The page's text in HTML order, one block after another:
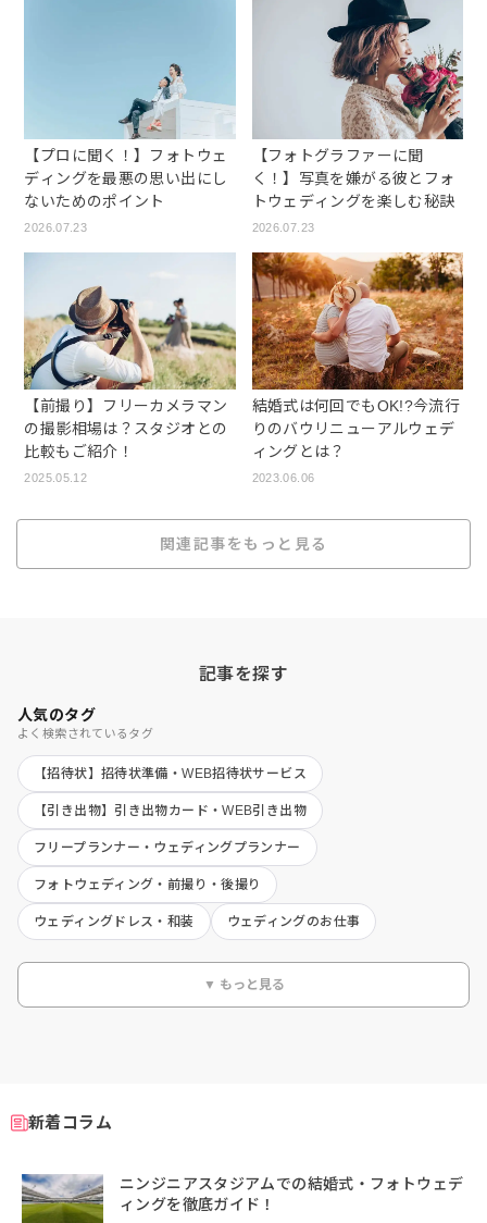
【プロに聞く！】フォトウェ
ディングを最悪の思い出にし
ないためのポイント
2026.07.23
【フォトグラファーに聞
く！】写真を嫌がる彼とフォ
トウェディングを楽しむ秘訣
2026.07.23
【前撮り】フリーカメラマン
の撮影相場は？スタジオとの
比較もご紹介！
2025.05.12
結婚式は何回でもOK!?今流行
りのバウリニューアルウェデ
ィングとは？
2023.06.06
関連記事をもっと見る
記事を探す
人気のタグ
よく検索されているタグ
【招待状】招待状準備・WEB招待状サービス
【引き出物】引き出物カード・WEB引き出物
フリープランナー・ウェディングプランナー
フォトウェディング・前撮り・後撮り
ウェディングドレス・和装 ウェディングのお仕事
▼ もっと見る
新着コラム
ニンジニアスタジアムでの結婚式・フォトウェデ
ィングを徹底ガイド！